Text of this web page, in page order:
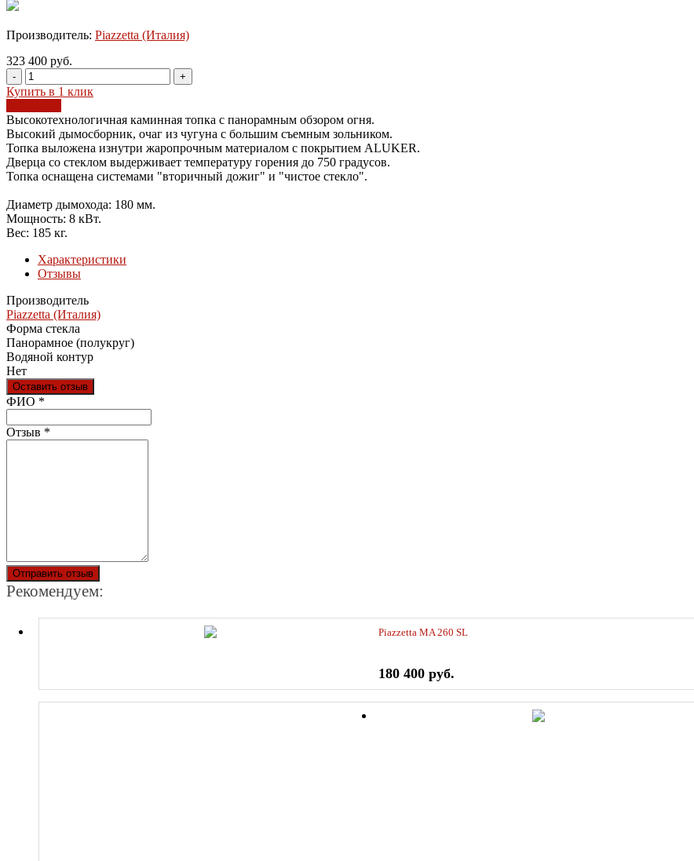
Производитель: Piazzetta (Италия)
323 400 руб.
- +
Купить в 1 клик
Высокотехнологичная каминная топка с панорамным обзором огня.
Высокий дымосборник, очаг из чугуна с большим съемным зольником.
Топка выложена изнутри жаропрочным материалом с покрытием ALUKER.
Дверца со стеклом выдерживает температуру горения до 750 градусов.
Топка оснащена системами "вторичный дожиг" и "чистое стекло".
Диаметр дымохода: 180 мм.
Мощность: 8 кВт.
Вес: 185 кг.
Характеристики
Отзывы
Производитель
Piazzetta (Италия)
Форма стекла
Панорамное (полукруг)
Водяной контур
Нет
Оставить отзыв
Ваш отзыв был отправлен!
ФИО *
Отзыв *
Отправить отзыв
Рекомендуем:
Piazzetta MA 260 SL
180 400 руб.